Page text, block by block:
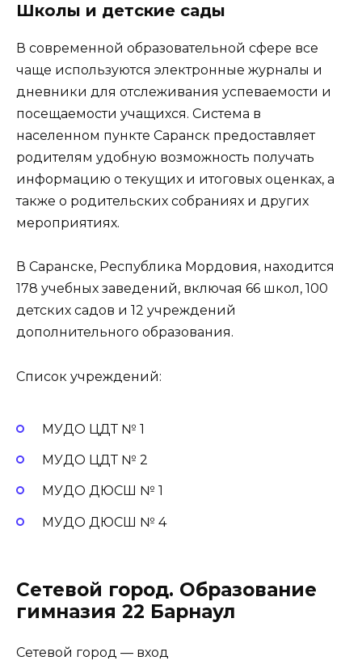
Школы и детские сады
В современной образовательной сфере все
чаще используются электронные журналы и
дневники для отслеживания успеваемости и
посещаемости учащихся. Система в
населенном пункте Саранск предоставляет
родителям удобную возможность получать
информацию о текущих и итоговых оценках, а
также о родительских собраниях и других
мероприятиях.
В Саранске, Республика Мордовия, находится
178 учебных заведений, включая 66 школ, 100
детских садов и 12 учреждений
дополнительного образования.
Список учреждений:
МУДО ЦДТ № 1
МУДО ЦДТ № 2
МУДО ДЮСШ № 1
МУДО ДЮСШ № 4
Сетевой город. Образование
гимназия 22 Барнаул
Сетевой город — вход